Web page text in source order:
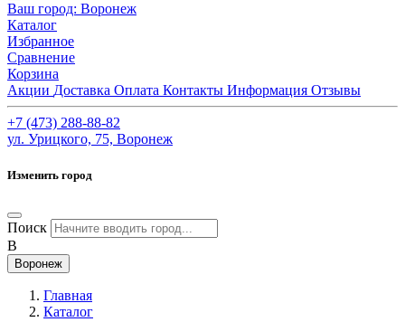
Ваш город: Воронеж
Каталог
Избранное
Сравнение
Корзина
Акции Доставка Оплата Контакты Информация Отзывы
+7 (473) 288-88-82
ул. Урицкого, 75, Воронеж
Изменить город
Поиск
В
Воронеж
Главная
Каталог